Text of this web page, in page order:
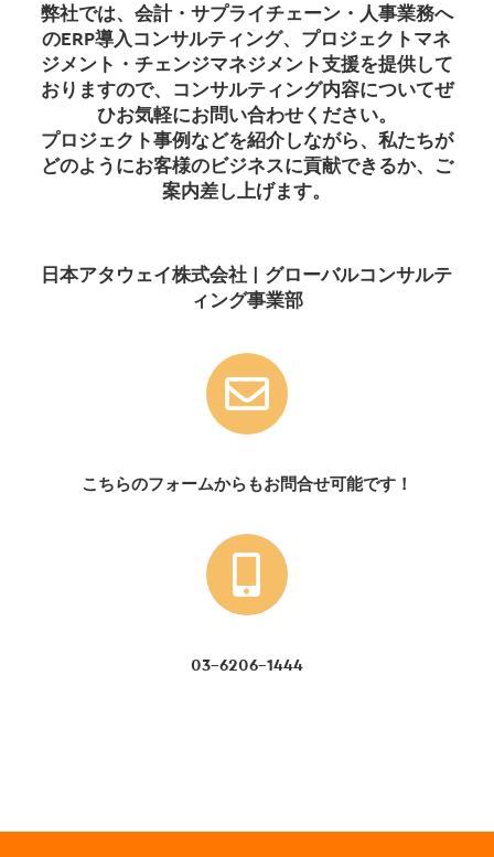
弊社では、会計・サプライチェーン・人事業務へ
のERP導入コンサルティング、プロジェクトマネ
ジメント・チェンジマネジメント支援を提供して
おりますので、コンサルティング内容についてぜ
ひお気軽にお問い合わせください。
プロジェクト事例などを紹介しながら、私たちが
どのようにお客様のビジネスに貢献できるか、ご
案内差し上げます。
日本アタウェイ株式会社 | グローバルコンサルテ
ィング事業部
こちらのフォームからもお問合せ可能です！
03-6206-1444